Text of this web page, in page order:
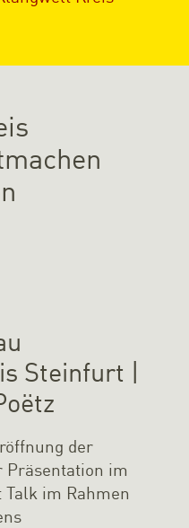
Steinfurt |
der
Präsentation im
im Rahmen